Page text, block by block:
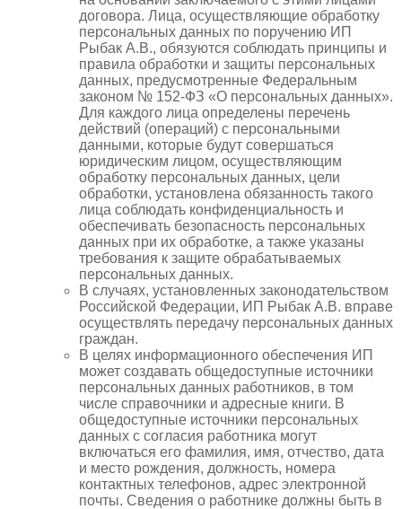
договора. Лица, осуществляющие обработку
персональных данных по поручению ИП
Рыбак А.В., обязуются соблюдать принципы и
правила обработки и защиты персональных
данных, предусмотренные Федеральным
законом № 152-ФЗ «О персональных данных».
Для каждого лица определены перечень
действий (операций) с персональными
данными, которые будут совершаться
юридическим лицом, осуществляющим
обработку персональных данных, цели
обработки, установлена обязанность такого
лица соблюдать конфиденциальность и
обеспечивать безопасность персональных
данных при их обработке, а также указаны
требования к защите обрабатываемых
персональных данных.
В случаях, установленных законодательством
Российской Федерации, ИП Рыбак А.В. вправе
осуществлять передачу персональных данных
граждан.
В целях информационного обеспечения ИП
может создавать общедоступные источники
персональных данных работников, в том
числе справочники и адресные книги. В
общедоступные источники персональных
данных с согласия работника могут
включаться его фамилия, имя, отчество, дата
и место рождения, должность, номера
контактных телефонов, адрес электронной
почты. Сведения о работнике должны быть в